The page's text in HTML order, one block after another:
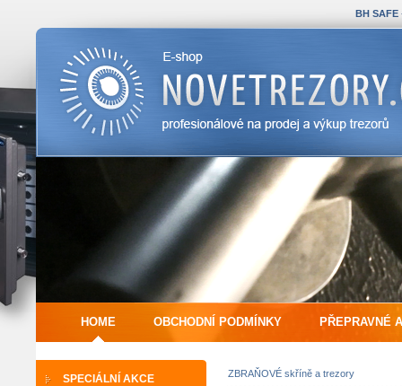
BH SAFE
HOME OBCHODNÍ PODMÍNKY PŘEPRAVNÉ
SPECIÁLNÍ AKCE ZBRAŇOVÉ skříně a trezory